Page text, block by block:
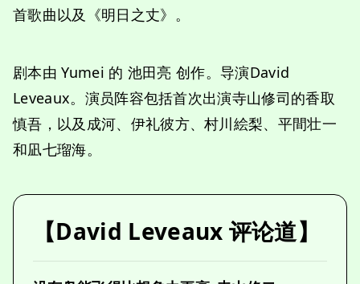
首歌曲以及《明日之丈》。
剧本由 Yumei 的 池田亮 创作。导演David
Leveaux。演员阵容包括首次出演寺山修司的香取
慎吾，以及成河、伊礼彼方、村川絵梨、平間壮一
和凪七瑠海。
【David Leveaux 评论道】